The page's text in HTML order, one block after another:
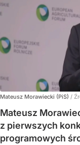
Mateusz Morawiecki (PiS) /
Mateusz
z pierwszych
programowych